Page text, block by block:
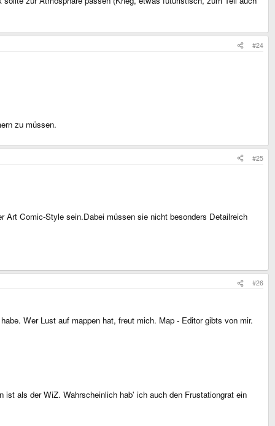
#24
zu müssen.
#25
Comic-Style sein.Dabei müssen sie nicht besonders Detailreich
#26
Wer Lust auf mappen hat, freut mich. Map - Editor gibts von mir.
als der WiZ. Wahrscheinlich hab' ich auch den Frustationgrat ein